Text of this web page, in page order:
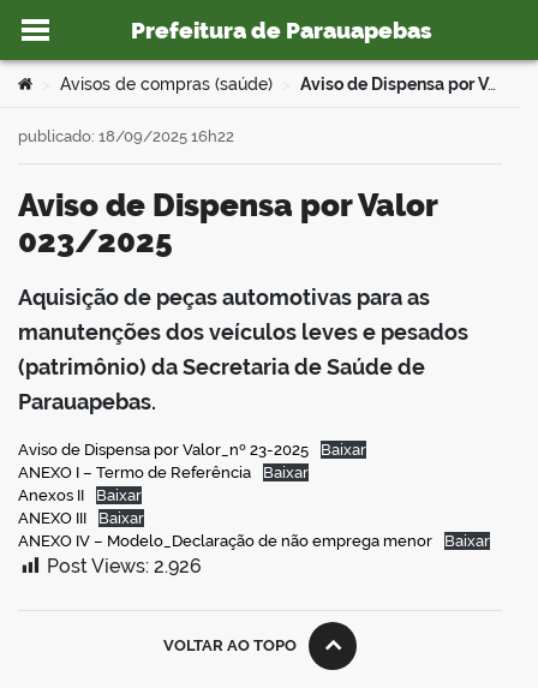
Ir para o conteúdo
Prefeitura de Parauapebas
portal
Você está aqui:
Avisos de compras (saúde) Aviso de Dispensa por Valor 023/2025
Aviso de Dispensa por Valor
023/2025
publicado: 18/09/2025 16h22
Aquisição de peças automotivas para as
manutenções dos veículos leves e pesados
(patrimônio) da Secretaria de Saúde de
Parauapebas.
Aviso de Dispensa por Valor_nº 23-2025
Baixar
ANEXO I – Termo de Referência
Baixar
Anexos II
Baixar
ANEXO III
Baixar
ANEXO IV – Modelo_Declaração de não emprega menor
Baixar
Post Views: 2.926
VOLTAR AO TOPO